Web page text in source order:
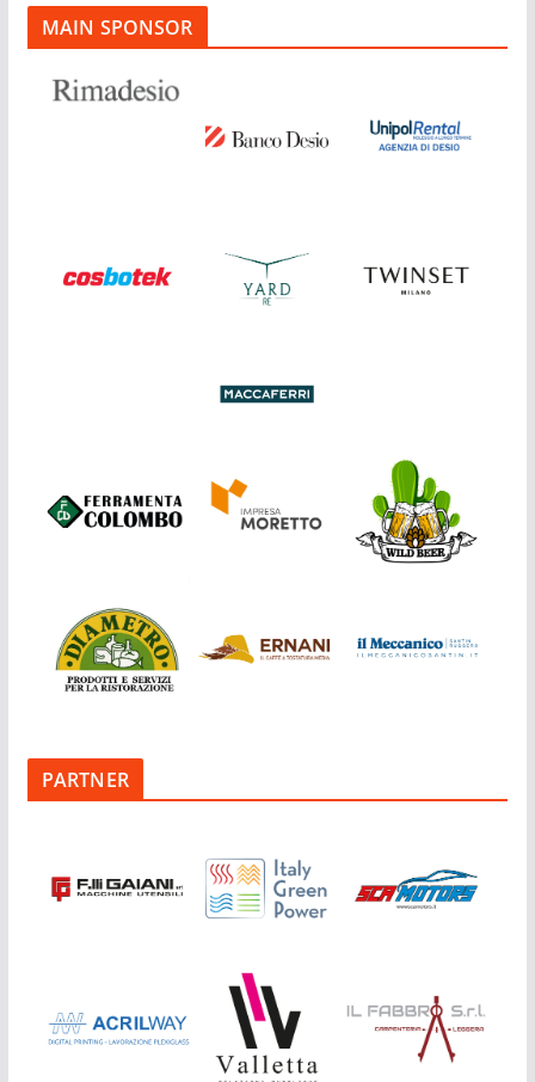
MAIN SPONSOR
PARTNER